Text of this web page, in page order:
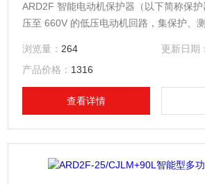
ARD2F 智能电动机保护器（以下简称保
压至 660V 的低压电动机回路，集保护、
编程功能，可以满足多种控制方式。可选
现场通讯需求。多功能组合式马达保护装置
浏览量： 264 更新日期：
产品价格： 1316
查看详情